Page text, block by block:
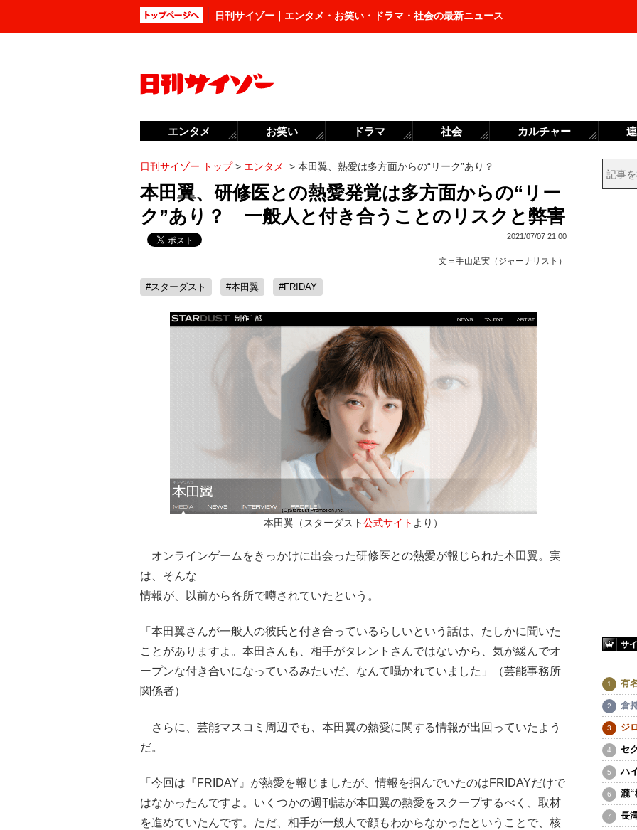
日刊サイゾー｜エンタメ・お笑い・ドラマ・社会の最新ニュース
日刊サイゾー トップ> エンタメ > 本田翼、熱愛は多方面からの“リーク”あり？
本田翼、研修医との熱愛発覚は多方面からの“リー
ク”あり？ 一般人と付き合うことのリスクと弊害
2021/07/07 21:00
文＝ 手山足実（ジャーナリスト）
#スターダスト #本田翼 #FRIDAY
本田翼（スターダスト 公式サイト より）
オンラインゲームをきっかけに出会った研修医との熱愛が報じられた本田翼。実
は、そんな
情報が、以前から各所で噂されていたという。
「本田翼さんが一般人の彼氏と付き合っているらしいという話は、たしかに聞いた
ことがありますよ。本田さんも、相手がタレントさんではないから、気が緩んでオ
ープンな付き合いになっているみたいだ、なんて囁かれていました」（芸能事務所
関係者）
さらに、芸能マスコミ周辺でも、本田翼の熱愛に関する情報が出回っていたよう
だ。
「今回は『FRIDAY』が熱愛を報じましたが、情報を掴んでいたのはFRIDAYだけで
はなかったんですよ。いくつかの週刊誌が本田翼の熱愛をスクープするべく、取材
を進めていたんです。ただ、相手が一般人で顔もわからなかったということで、核
サ
有
倉
ジ
セ
ハ
瀧“
長
エンタメ お笑い ドラマ 社会 カルチャー